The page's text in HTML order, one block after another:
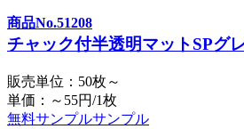
商品No.51208
チャック付半透明マットSPグ
販売単位：50枚～
単価：～55円/1枚
無料サンプルサンプル